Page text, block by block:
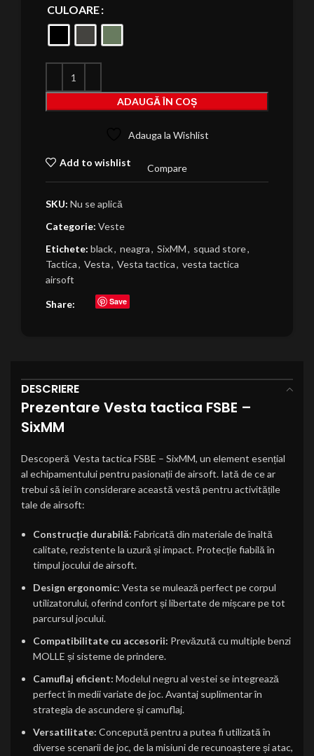
CULOARE
ADAUGĂ ÎN COȘ
Adauga la Wishlist
Add to wishlist
Compare
SKU: Nu se aplică
Categorie: Veste
Etichete: black, neagra, SixMM, squad store,
Tactica, Vesta, Vesta tactica, vesta tactica
airsoft
Share: Save
DESCRIERE
Prezentare Vesta tactica FSBE –
SixMM
Descoperă Vesta tactica FSBE – SixMM, un element esențial
al echipamentului pentru pasionații de airsoft. Iată de ce ar
trebui să iei în considerare această vestă pentru activitățile
tale de airsoft:
Construcție durabilă: Fabricată din materiale de înaltă
calitate, rezistente la uzură și impact. Protecție fiabilă în
timpul jocului de airsoft.
Design ergonomic: Vesta se mulează perfect pe corpul
utilizatorului, oferind confort și libertate de mișcare pe tot
parcursul jocului.
Compatibilitate cu accesorii: Prevăzută cu multiple benzi
MOLLE și sisteme de prindere.
Camuflaj eficient: Modelul negru al vestei se integrează
perfect în medii variate de joc. Avantaj suplimentar în
strategia de ascundere și camuflaj.
Versatilitate: Concepută pentru a putea fi utilizată în
diverse scenarii de joc, de la misiuni de recunoaștere și atac,